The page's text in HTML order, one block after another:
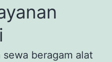
beragam alat